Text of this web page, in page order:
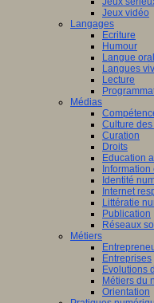
Jeux vidéo
Langages
Ecriture
Humour
Langue
Langues
Lecture
Médias
Culture
Curation
Droits
Education
Identité
Internet
Littératie
Publication
Réseaux
Métiers
Entreprises
Evolutions
Métiers du
Orientation